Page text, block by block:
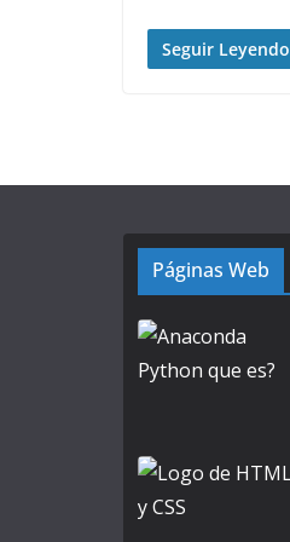
Seguir Leyendo
Páginas Web